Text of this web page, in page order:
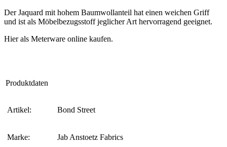
Der Jaquard mit hohem Baumwollanteil hat einen weichen Griff
und ist als Möbelbezugsstoff jeglicher Art hervorragend geeignet.
Hier als Meterware online kaufen.
Produktdaten
Artikel: Bond Street
Marke: Jab Anstoetz Fabrics